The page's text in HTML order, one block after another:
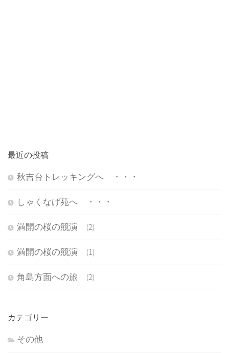
最近の投稿
秋吉台トレッキングへ ・・・
しゃくなげ苑へ ・・・
満開の桜の競演 (2)
満開の桜の競演 (1)
角島方面への旅 (2)
カテゴリー
その他